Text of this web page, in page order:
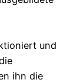
und
ihn die